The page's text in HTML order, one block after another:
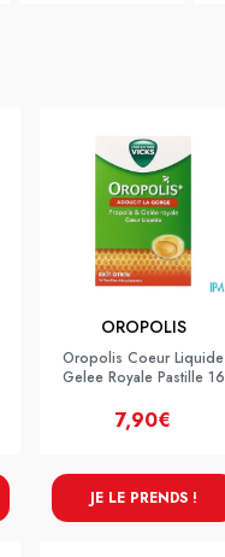
OROPOLIS
Oropolis Coeur Liquide
Gelee Royale Pastille 16
7,90€
JE LE PRENDS !